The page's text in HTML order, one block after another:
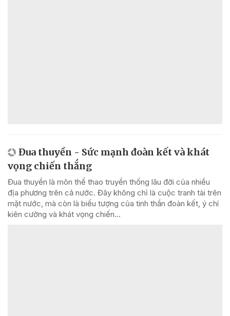
Đua thuyền - Sức mạnh đoàn kết và khát
vọng chiến thắng
Đua thuyền là môn thể thao truyền thống lâu đời của nhiều
địa phương trên cả nước. Đây không chỉ là cuộc tranh tài trên
mặt nước, mà còn là biểu tượng của tinh thần đoàn kết, ý chí
kiên cường và khát vọng chiến...